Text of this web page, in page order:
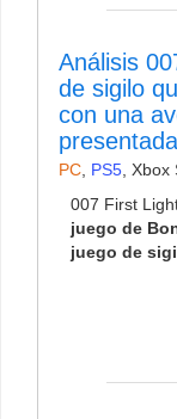
Análisis
de sigilo
con una
presentada
PC PS5 Xbox
007 First
juego de
juego de